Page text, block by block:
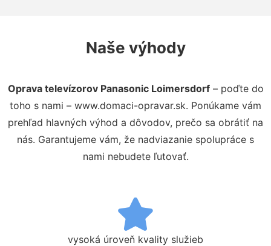
Naše výhody
Oprava televízorov Panasonic Loimersdorf– poďte do
toho s nami – www.domaci-opravar.sk. Ponúkame vám
prehľad hlavných výhod a dôvodov, prečo sa obrátiť na
nás. Garantujeme vám, že nadviazanie spolupráce s
nami nebudete ľutovať.
vysoká úroveň kvality služieb